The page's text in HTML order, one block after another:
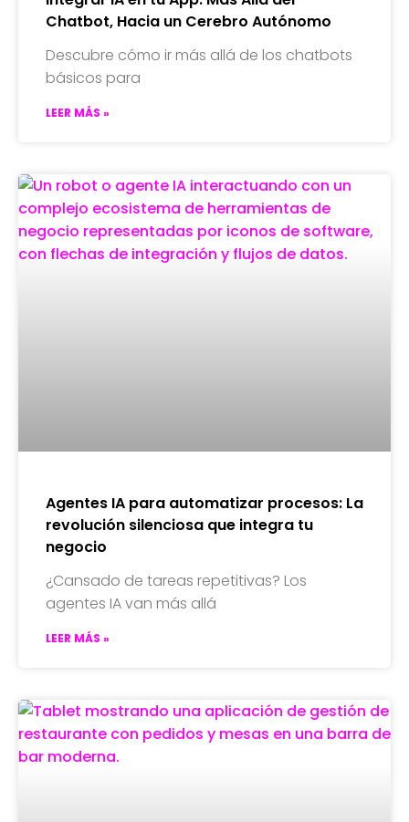
Chatbot, Hacia un Cerebro Autónomo
Descubre cómo ir más allá de los chatbots
básicos para
LEER MÁS »
Agentes IA para automatizar procesos: La
revolución silenciosa que integra tu
negocio
¿Cansado de tareas repetitivas? Los
agentes IA van más allá
LEER MÁS »